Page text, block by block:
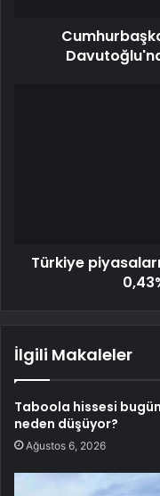
Türkiye
İlgili Makaleler
Taboola hissesi bugün
neden düşüyor?
Ağustos 6, 2026